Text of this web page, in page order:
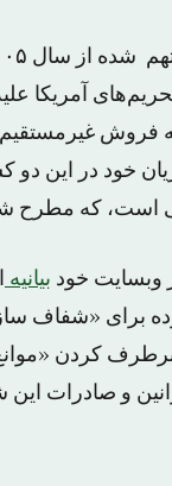
هزار و ۱۵۰ تحریم‌های
فروش
خود در این دو
است، که مطرح
خود بیانیه
برای «شفاف
کردن
و صادرات